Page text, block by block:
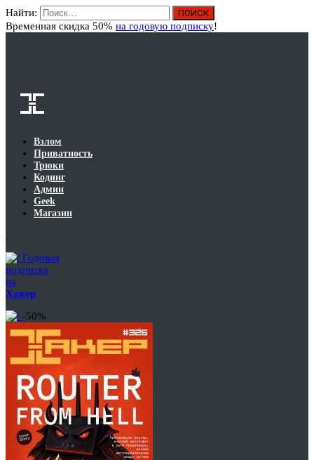
Найти:
Временная скидка 50% на годовую подписку!
Взлом
Приватность
Трюки
Кодинг
Админ
Geek
Магазин
Годовая
подписка
на
Хакер
-50%